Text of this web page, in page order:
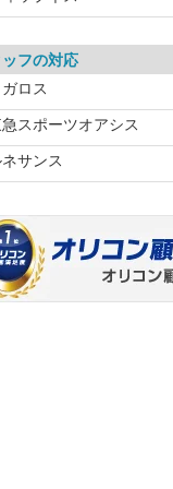
フの対応
ロス
スポーツオアシス
サンス